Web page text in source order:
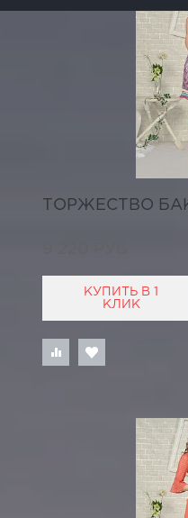
ТОРЖЕСТВО
КУПИТЬ В 1
КЛИК